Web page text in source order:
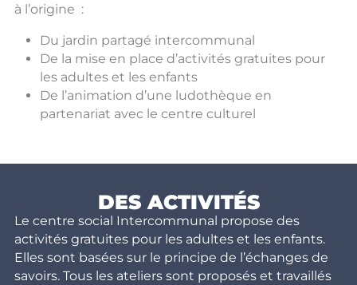
à l’origine :
Du jardin partagé intercommunal
De la mise en place d’activités gratuites pour
les adultes et les enfants
De l’animation d’une ludothèque en
partenariat avec le centre culturel
DES ACTIVITÉS
Le centre social Intercommunal propose des
activités gratuites pour les adultes et les enfants.
Elles sont basées sur le principe de l’échanges de
savoirs. Tous les ateliers sont proposés et travaillés